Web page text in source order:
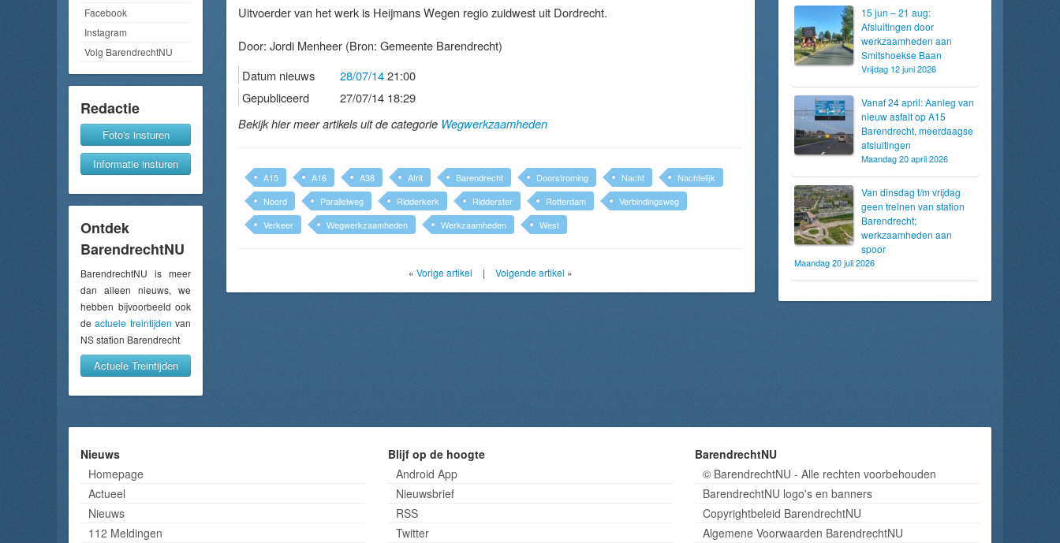
Facebook
Instagram
Volg BarendrechtNU
Redactie
Foto's insturen
Informatie insturen
Ontdek
BarendrechtNU
BarendrechtNU is meer
dan alleen nieuws, we
hebben bijvoorbeeld ook
deactuele treintijden van
NS station Barendrecht
Actuele Treintijden
Uitvoerder van het werk is Heijmans Wegen regio zuidwest uit Dordrecht.
Door: Jordi Menheer (Bron: Gemeente Barendrecht)
Datum nieuws
28/07/1421:00
Gepubliceerd
27/07/14 18:29
Bekijk hier meer artikels uit de categorie Wegwerkzaamheden
A15 A16 A38 Afrit Barendrecht Doorstroming Nacht
Nachtelijk
Noord
Parallelweg Ridderkerk Ridderster Rotterdam
Verbindingsweg
Verkeer
Wegwerkzaamheden Werkzaamheden West
« Vorige artikel | Volgende artikel »
15 jun – 21 aug:
Afsluitingen door
werkzaamheden aan
Smitshoekse Baan
Vrijdag 12 juni 2026
Vanaf 24 april: Aanleg van
nieuw asfalt op A15
Barendrecht, meerdaagse
afsluitingen
Maandag 20 april 2026
Van dinsdag t/m vrijdag
geen treinen van station
Barendrecht;
werkzaamheden aan
spoor
Maandag 20 juli 2026
Nieuws
Homepage
Actueel
Nieuws
112 Meldingen
Blijf op de hoogte
Android App
Nieuwsbrief
RSS
Twitter
BarendrechtNU
© BarendrechtNU - Alle rechten voorbehouden
BarendrechtNU logo's en banners
Copyrightbeleid BarendrechtNU
Algemene Voorwaarden BarendrechtNU